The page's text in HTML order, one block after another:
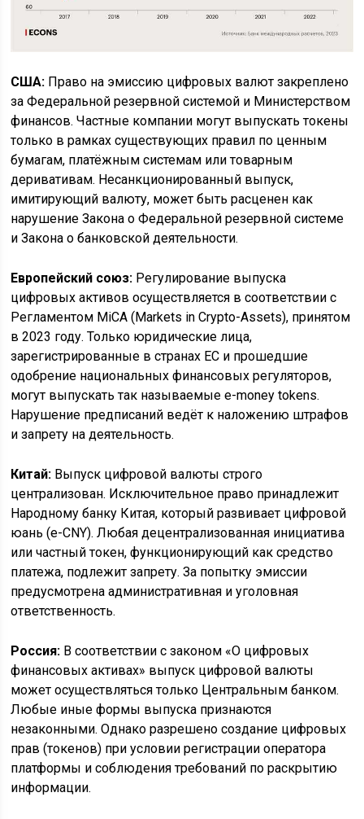
США: Право на эмиссию цифровых валют закреплено
за Федеральной резервной системой и Министерством
финансов. Частные компании могут выпускать токены
только в рамках существующих правил по ценным
бумагам, платёжным системам или товарным
деривативам. Несанкционированный выпуск,
имитирующий валюту, может быть расценен как
нарушение Закона о Федеральной резервной системе
и Закона о банковской деятельности.
Европейский союз: Регулирование выпуска
цифровых активов осуществляется в соответствии с
Регламентом MiCA (Markets in Crypto-Assets), принятом
в 2023 году. Только юридические лица,
зарегистрированные в странах ЕС и прошедшие
одобрение национальных финансовых регуляторов,
могут выпускать так называемые e-money tokens.
Нарушение предписаний ведёт к наложению штрафов
и запрету на деятельность.
Китай: Выпуск цифровой валюты строго
централизован. Исключительное право принадлежит
Народному банку Китая, который развивает цифровой
юань (e-CNY). Любая децентрализованная инициатива
или частный токен, функционирующий как средство
платежа, подлежит запрету. За попытку эмиссии
предусмотрена административная и уголовная
ответственность.
Россия: В соответствии с законом «О цифровых
финансовых активах» выпуск цифровой валюты
может осуществляться только Центральным банком.
Любые иные формы выпуска признаются
незаконными. Однако разрешено создание цифровых
прав (токенов) при условии регистрации оператора
платформы и соблюдения требований по раскрытию
информации.